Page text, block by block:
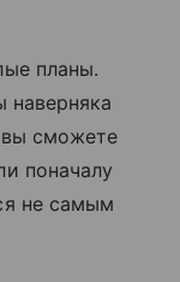
планы.
наверняка
вы сможете
поначалу
не самым